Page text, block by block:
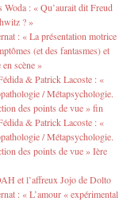
Woda : « Qu’aurait dit Freud
? »
: « La présentation motrice
(et des fantasmes) et
en scène »
& Patrick Lacoste : «
/ Métapsychologie.
des points de vue » fin
& Patrick Lacoste : «
/ Métapsychologie.
des points de vue » Ière
et l’affreux Jojo de Dolto
: « L’amour « expérimental